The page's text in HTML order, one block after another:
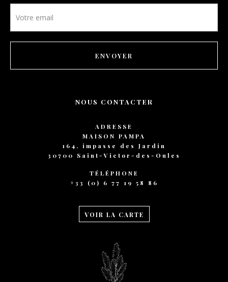
GALERIE
NOS TARIFS
CONTACT
Newsletter
footer
ENVOYER
NOUS CONTACTER
ADRESSE
MAISON PAMPA
164, impasse des Jardin
30700 Saint-Victor-des-Oules
TÉLÉPHONE
+33 (0) 6 77 19 58 86
VOIR LA CARTE